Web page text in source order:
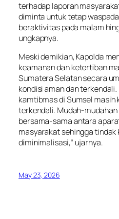
terhadap laporan
diminta untuk tetap
beraktivitas pada malam
ungkapnya.
Meski demikian, Kapolda
keamanan dan ketertiban
Sumatera Selatan secara
kondisi aman dan
kamtibmas di Sumsel masih
terkendali. Mudah-
bersama-sama antara
masyarakat sehingga
diminimalisasi,” ujarnya.
May 23, 2026